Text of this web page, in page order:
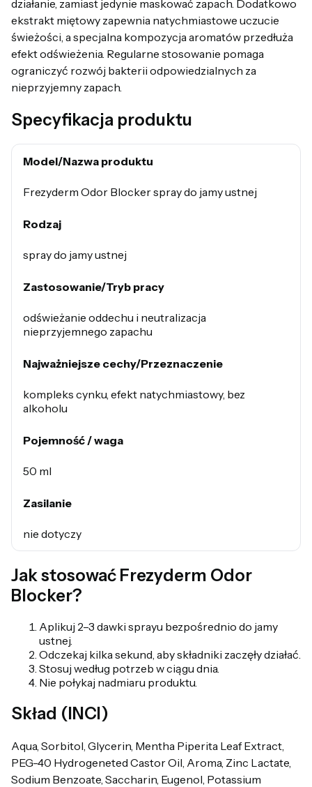
działanie, zamiast jedynie maskować zapach. Dodatkowo
ekstrakt miętowy zapewnia natychmiastowe uczucie
świeżości, a specjalna kompozycja aromatów przedłuża
efekt odświeżenia. Regularne stosowanie pomaga
ograniczyć rozwój bakterii odpowiedzialnych za
nieprzyjemny zapach.
Specyfikacja produktu
Model/Nazwa produktu
Frezyderm Odor Blocker spray do jamy ustnej
Rodzaj
spray do jamy ustnej
Zastosowanie/Tryb pracy
odświeżanie oddechu i neutralizacja
nieprzyjemnego zapachu
Najważniejsze cechy/Przeznaczenie
kompleks cynku, efekt natychmiastowy, bez
alkoholu
Pojemność / waga
50 ml
Zasilanie
nie dotyczy
Jak stosować Frezyderm Odor
Blocker?
Aplikuj 2–3 dawki sprayu bezpośrednio do jamy
ustnej.
Odczekaj kilka sekund, aby składniki zaczęły działać.
Stosuj według potrzeb w ciągu dnia.
Nie połykaj nadmiaru produktu.
Skład (INCI)
Aqua, Sorbitol, Glycerin, Mentha Piperita Leaf Extract,
PEG-40 Hydrogeneted Castor Oil, Aroma, Zinc Lactate,
Sodium Benzoate, Saccharin, Eugenol, Potassium